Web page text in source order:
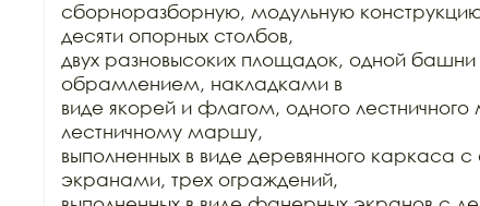
сборноразборную, модульную
десяти опорных столбов,
двух разновысоких площадок, одной
обрамлением, накладками в
виде якорей и флагом, одного
лестничному маршу,
выполненных в виде деревянного каркаса
экранами, трех ограждений,